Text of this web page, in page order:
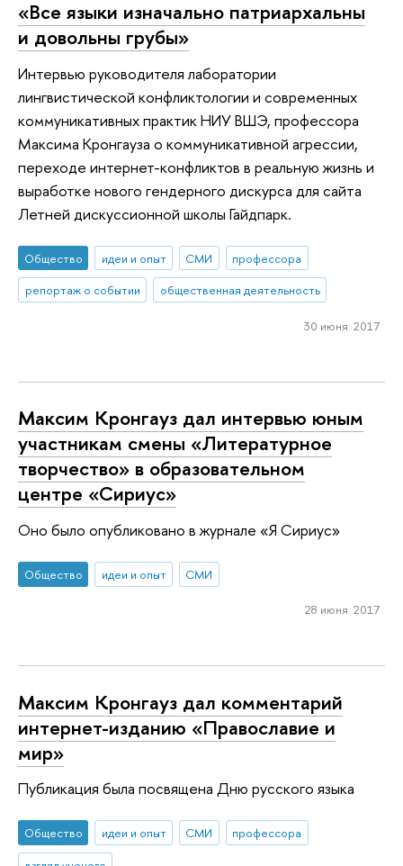
«Все языки изначально патриархальны
и довольны грубы»
Интервью руководителя лаборатории
лингвистической конфликтологии и современных
коммуникативных практик НИУ ВШЭ, профессора
Максима Кронгауза о коммуникативной агрессии,
переходе интернет-конфликтов в реальную жизнь и
выработке нового гендерного дискурса для сайта
Летней дискуссионной школы Гайдпарк.
Общество идеи и опыт СМИ
профессора
репортаж о событии
общественная деятельность
30 июня 2017
Максим Кронгауз дал интервью юным
участникам смены «Литературное
творчество» в образовательном
центре «Сириус»
Оно было опубликовано в журнале «Я Сириус»
Общество идеи и опыт СМИ
28 июня 2017
Максим Кронгауз дал комментарий
интернет-изданию «Православие и
мир»
Публикация была посвящена Дню русского языка
Общество идеи и опыт СМИ
профессора